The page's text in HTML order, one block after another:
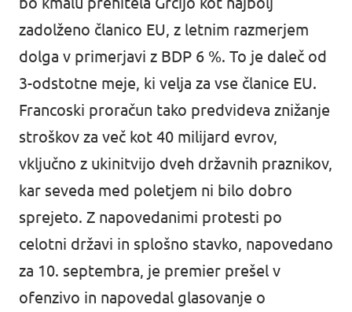
zadolženo članico EU, z letnim razmerjem
dolga v primerjavi z BDP 6 %. To je daleč od
3-odstotne meje, ki velja za vse članice EU.
Francoski proračun tako predvideva znižanje
stroškov za več kot 40 milijard evrov,
vključno z ukinitvijo dveh državnih praznikov,
kar seveda med poletjem ni bilo dobro
sprejeto. Z napovedanimi protesti po
celotni državi in splošno stavko, napovedano
za 10. septembra, je premier prešel v
ofenzivo in napovedal glasovanje o